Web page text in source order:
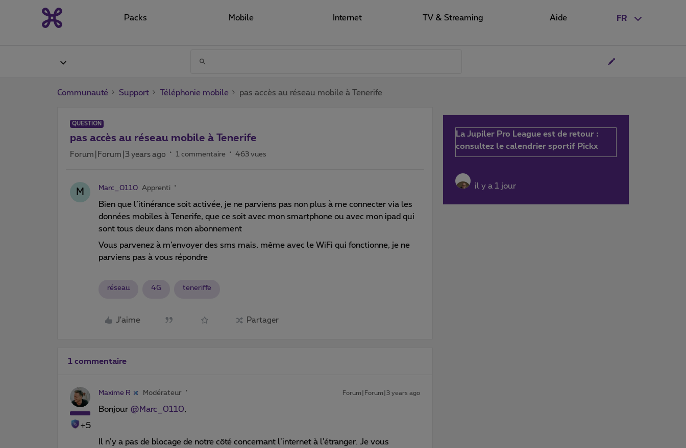
FR
Packs Mobile Internet TV & Streaming Aide
Communauté Support Téléphonie mobile pas accès au réseau mobile à Tenerife
QUESTION
pas accès au réseau mobile à Tenerife
Forum|Forum|3 years ago 1 commentaire 463 vues
M Marc_0110 Apprenti
Bien que l’itinérance soit activée, je ne parviens pas non plus à me connecter via les
données mobiles à Tenerife, que ce soit avec mon smartphone ou avec mon ipad qui
sont tous deux dans mon abonnement
Vous parvenez à m’envoyer des sms mais, même avec le WiFi qui fonctionne, je ne
parviens pas à vous répondre
réseau 4G teneriffe
J'aime Partager
1 commentaire
+5
Maxime R Modérateur Forum|Forum|3 years ago
Bonjour @Marc_0110,
Il n’y a pas de blocage de notre côté concernant l’internet à l’étranger. Je vous
La Jupiler Pro League est de retour :
consultez le calendrier sportif Pickx
il y a 1 jour